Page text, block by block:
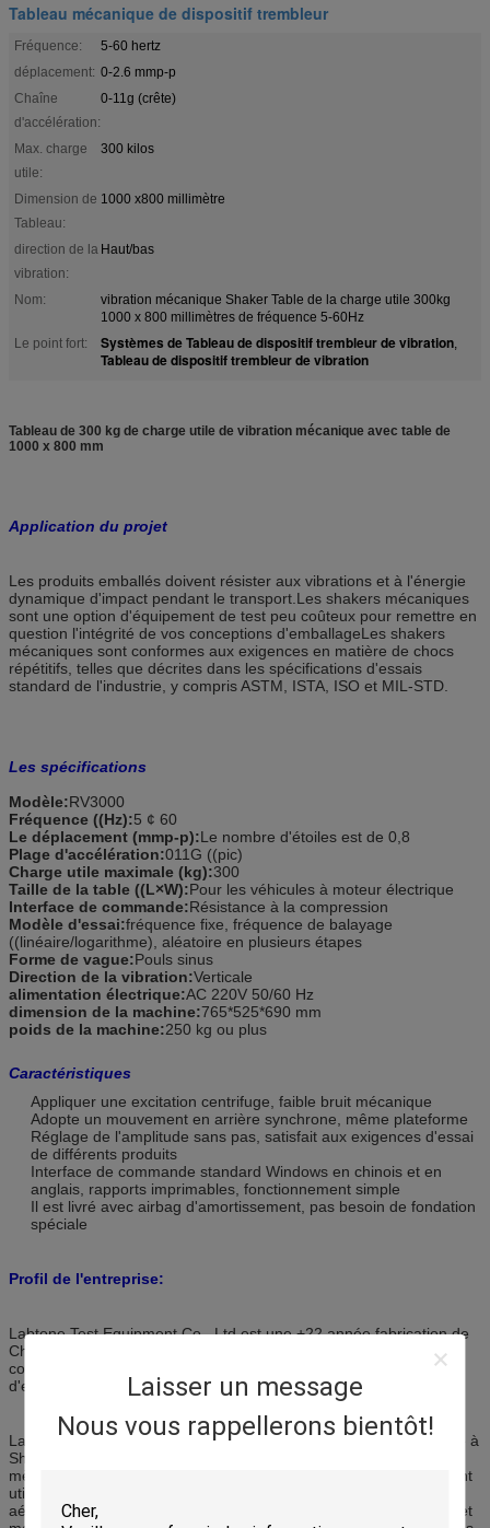
Laisser un message
Nous vous rappellerons bientôt!
Tableau mécanique de dispositif trembleur
Fréquence:
5-60 hertz
déplacement: 0-2.6 mmp-p
Chaîne
d'accélération:
0-11g (crête)
Max. charge
utile:
300 kilos
Dimension de
Tableau:
1000 x800 millimètre
direction de la
vibration:
Haut/bas
Nom:
vibration mécanique Shaker Table de la charge utile 300kg
1000 x 800 millimètres de fréquence 5-60Hz
Le point fort:
Systèmes de Tableau de dispositif trembleur de vibration,
Tableau de dispositif trembleur de vibration
Tableau de 300 kg de charge utile de vibration mécanique avec table de
1000 x 800 mm
Application du projet
Les produits emballés doivent résister aux vibrations et à l'énergie
dynamique d'impact pendant le transport.Les shakers mécaniques
sont une option d'équipement de test peu coûteux pour remettre en
question l'intégrité de vos conceptions d'emballageLes shakers
mécaniques sont conformes aux exigences en matière de chocs
répétitifs, telles que décrites dans les spécifications d'essais
standard de l'industrie, y compris ASTM, ISTA, ISO et MIL-STD.
Les spécifications
Modèle:RV3000
Fréquence ((Hz):5 ¢ 60
Le déplacement (mmp-p):Le nombre d'étoiles est de 0,8
Plage d'accélération:011G ((pic)
Charge utile maximale (kg):300
Taille de la table ((L×W):Pour les véhicules à moteur électrique
Interface de commande:Résistance à la compression
Modèle d'essai:fréquence fixe, fréquence de balayage
((linéaire/logarithme), aléatoire en plusieurs étapes
Forme de vague:Pouls sinus
Direction de la vibration:Verticale
alimentation électrique:AC 220V 50/60 Hz
dimension de la machine:765*525*690 mm
poids de la machine:250 kg ou plus
Caractéristiques
Appliquer une excitation centrifuge, faible bruit mécanique
Adopte un mouvement en arrière synchrone, même plateforme
Réglage de l'amplitude sans pas, satisfait aux exigences d'essai
de différents produits
Interface de commande standard Windows en chinois et en
anglais, rapports imprimables, fonctionnement simple
Il est livré avec airbag d'amortissement, pas besoin de fondation
spéciale
Profil de l'entreprise:
Labtone Test Equipment Co., Ltd est une +22 année fabrication de
Chine d'équipements fiables et rentables.Systèmes d'essais
contrepoids, Testeur de chute, simulateurs de transport
d'emballages et chambres d'essai environnementales combinées.
Labtone a commencé ses activités en 2002 dans une usine située à
Shenzhen et a déménagé dans notre nouvelle usine de 6000
mètres carrés à Dongguan, Guangdong en 2015.Nos produits sont
utilisés dans le monde entier dans l'électronique., automobile,
aérospatiale, télécommunications, optoélectronique, instruments et